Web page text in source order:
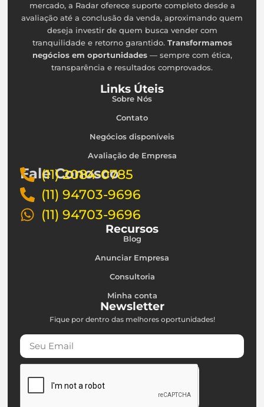
mercado, a Radar oferece suporte completo desde a
avaliação até a conclusão da venda, aproximando quem
deseja investir de quem busca vender com
tranquilidade e retorno garantido. Transformamos
negócios em oportunidades— sempre com ética,
transparência e resultados comprovados.
Links Úteis
Sobre Nós
Contato
Negócios disponíveis
Avaliação de Empresa
Fale Conosco
(11) 2084-0785
(11) 94703-9696
(11) 94703-9696
Recursos
Blog
Anunciar Empresa
Consultoria
Minha conta
Newsletter
Fique por dentro das melhores oportunidades!